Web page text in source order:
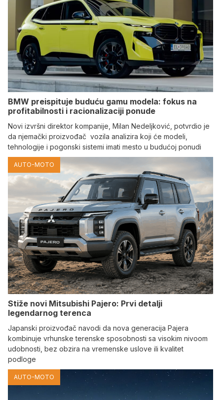
BMW preispituje buduću gamu modela: fokus na
profitabilnosti i racionalizaciji ponude
Novi izvršni direktor kompanije, Milan Nedeljković, potvrdio je
da njemački proizvođač vozila analizira koji će modeli,
tehnologije i pogonski sistemi imati mesto u budućoj ponudi
AUTO-MOTO
Stiže novi Mitsubishi Pajero: Prvi detalji
legendarnog terenca
Japanski proizvođač navodi da nova generacija Pajera
kombinuje vrhunske terenske sposobnosti sa visokim nivoom
udobnosti, bez obzira na vremenske uslove ili kvalitet
podloge
AUTO-MOTO